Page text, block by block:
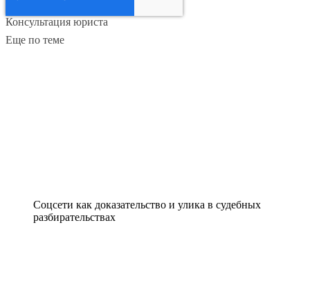
Консультация юриста
Еще по теме
Соцсети как доказательство и улика в судебных
разбирательствах